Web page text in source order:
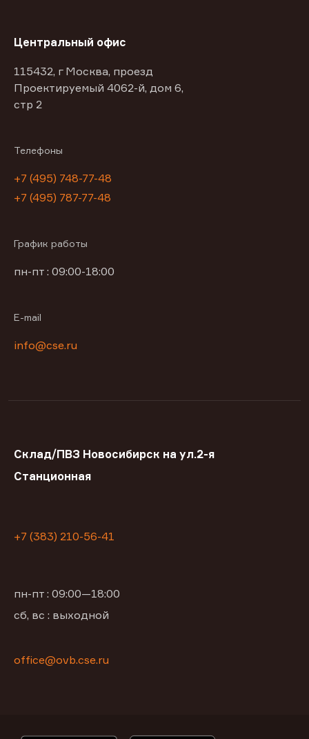
Центральный офис
115432, г Москва, проезд
Проектируемый 4062-й, дом 6,
стр 2
Телефоны
+7 (495) 748-77-48
+7 (495) 787-77-48
График работы
пн-пт : 09:00-18:00
E-mail
info@cse.ru
Склад/ПВЗ Новосибирск на ул.2-я
Станционная
+7 (383) 210-56-41
пн-пт : 09:00—18:00
сб, вс : выходной
office@ovb.cse.ru